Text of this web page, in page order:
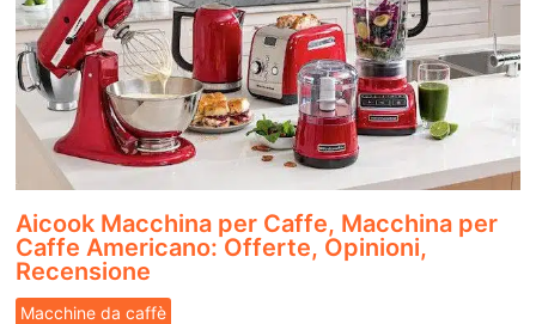
Aicook Macchina per Caffe, Macchina per
Caffe Americano: Offerte, Opinioni,
Recensione
Macchine da caffè